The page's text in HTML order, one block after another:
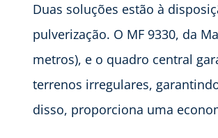
Duas soluções estão à
pulverização. O MF 9330, da
metros), e o quadro central
terrenos irregulares,
disso, proporciona uma